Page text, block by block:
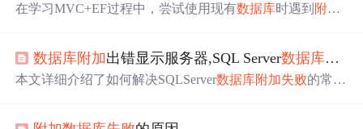
在学习MVC+EF过程中，尝试使用现有数据库时遇到 附加
式为Windows身份验证。这两种方法都可成功解决附加数
据库的问题。
数据库附加出错显示服务器,SQL Server数据库附加
本文详细介绍了如何解决SQLServer数据库附加失败的常见